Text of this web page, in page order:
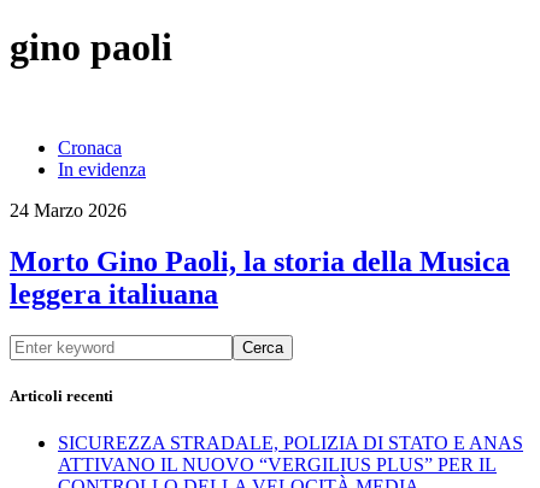
gino paoli
Cronaca
In evidenza
24 Marzo 2026
Morto Gino Paoli, la storia della Musica
leggera italiuana
Cerca
Articoli recenti
SICUREZZA STRADALE, POLIZIA DI STATO E ANAS
ATTIVANO IL NUOVO “VERGILIUS PLUS” PER IL